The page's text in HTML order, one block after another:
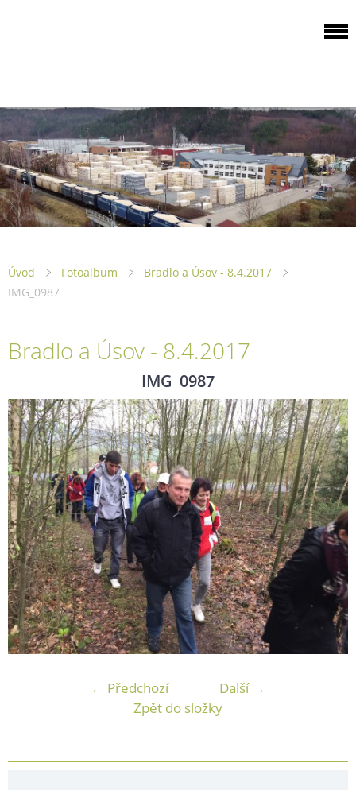
Úvod Fotoalbum
Bradlo a Úsov - 8.4.2017
IMG_0987
Bradlo a Úsov - 8.4.2017
IMG_0987
← Předchozí
Další →
Zpět do složky